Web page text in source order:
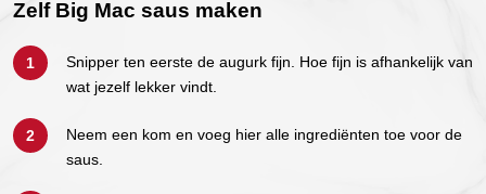
Zelf Big Mac saus maken
Snipper ten eerste de augurk fijn. Hoe fijn is afhankelijk van
wat jezelf lekker vindt.
Neem een kom en voeg hier alle ingrediënten toe voor de
saus.